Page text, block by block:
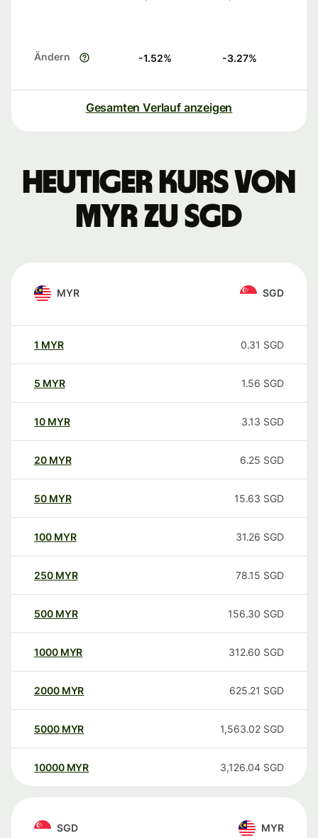
Ändern -1.52% -3.27%
Gesamten Verlauf anzeigen
Heutiger Kurs von
MYR zu SGD
MYR SGD
1 MYR 0.31 SGD
5 MYR 1.56 SGD
10 MYR 3.13 SGD
20 MYR 6.25 SGD
50 MYR 15.63 SGD
100 MYR 31.26 SGD
250 MYR 78.15 SGD
500 MYR 156.30 SGD
1000 MYR 312.60 SGD
2000 MYR 625.21 SGD
5000 MYR 1,563.02 SGD
10000 MYR 3,126.04 SGD
SGD MYR